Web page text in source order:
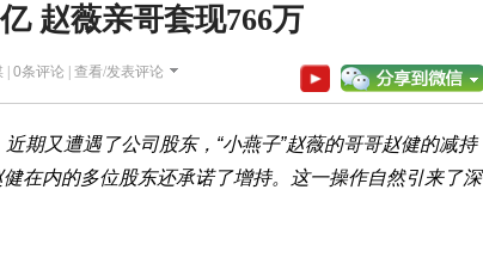
赵薇亲哥套现766万
0条评论 | 查看/发表评论
期又遭遇了公司股东，“小燕子”赵薇的哥哥赵健的减持
在内的多位股东还承诺了增持。这一操作自然引来了深